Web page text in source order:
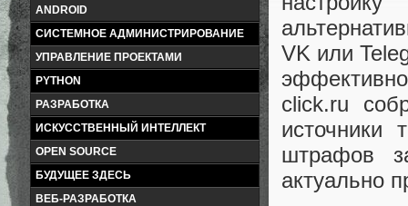
ANDROID
СИСТЕМНОЕ АДМИНИСТРИРОВАНИЕ
УПРАВЛЕНИЕ ПРОЕКТАМИ
PYTHON
РАЗРАБОТКА
ИСКУССТВЕННЫЙ ИНТЕЛЛЕКТ
OPEN SOURCE
БУДУЩЕЕ ЗДЕСЬ
ВЕБ-РАЗРАБОТКА
VK или
click.ru
источники
штрафов
актуально